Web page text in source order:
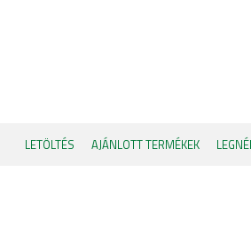
LETÖLTÉS AJÁNLOTT TERMÉKEK